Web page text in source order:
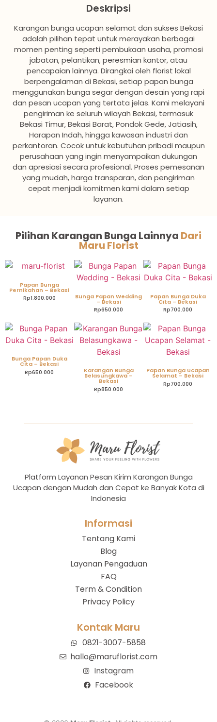
Deskripsi
Karangan bunga ucapan selamat dan sukses Bekasi
adalah pilihan tepat untuk merayakan berbagai
momen penting seperti pembukaan usaha, promosi
jabatan, pelantikan, peresmian kantor, atau
pencapaian lainnya. Dirangkai oleh florist lokal
berpengalaman di Bekasi, setiap papan bunga
menggunakan bunga segar dengan desain yang rapi
dan pesan ucapan yang tertata jelas. Kami melayani
pengiriman ke seluruh wilayah Bekasi, termasuk
Bekasi Timur, Bekasi Barat, Pondok Gede, Jatiasih,
Harapan Indah, hingga kawasan industri dan
perkantoran. Cocok untuk kebutuhan pribadi maupun
perusahaan yang ingin menyampaikan dukungan
dan apresiasi secara profesional. Proses pemesanan
yang mudah, harga transparan, dan pengiriman
cepat menjadi komitmen kami dalam setiap
layanan.
Pilihan Karangan Bunga Lainnya Dari
Maru Florist
Papan Bunga
Pernikahan – Bekasi
Rp1.800.000 Bunga Papan Wedding
– Bekasi
Rp650.000
Papan Bunga Duka
Cita – Bekasi
Rp700.000
Bunga Papan Duka
Cita – Bekasi
Rp650.000 Karangan Bunga
Belasungkawa –
Bekasi
Rp850.000
Papan Bunga Ucapan
Selamat – Bekasi
Rp700.000
Platform Layanan Pesan Kirim Karangan Bunga
Ucapan dengan Mudah dan Cepat ke Banyak Kota di
Indonesia
Informasi
Tentang Kami
Blog
Layanan Pengaduan
FAQ
Term & Condition
Privacy Policy
Kontak Maru
0821-3007-5858
hallo@maruflorist.com
Instagram
Facebook